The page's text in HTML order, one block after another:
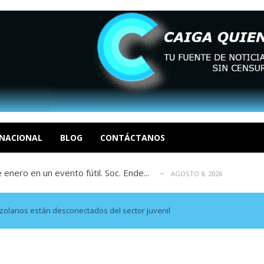
BLOG CONTÁCTANOS
R AGOSTO 8, 2026
Realpolitik y el Desmante... AGOSTO 8, 2026
García AGOSTO 7, 2026
en un evento fútil. Soc. Ende...
Luis Centeno S AGOSTO 8, 2026
R AGOSTO 8, 2026
Realpolitik y el Desmante... AGOSTO 8, 2026
García AGOSTO 7, 2026
están desconectados del sector juvenil